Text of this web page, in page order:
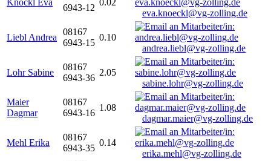
Knöckl Eva
6943-12
0.02
eva.knoeckl@vg-zolling.de
Liebl Andrea
08167
6943-15
0.10
andrea.liebl@vg-zolling.de
Lohr Sabine
08167
6943-36
2.05
sabine.lohr@vg-zolling.de
Maier
Dagmar
08167
6943-16
1.08
dagmar.maier@vg-zolling.de
Mehl Erika
08167
6943-35
0.14
erika.mehl@vg-zolling.de